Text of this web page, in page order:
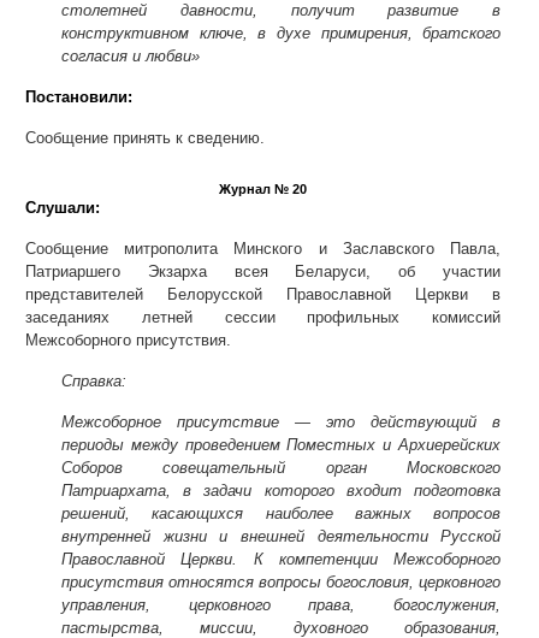
столетней давности, получит развитие в
конструктивном ключе, в духе примирения, братского
согласия и любви»
Постановили:
Сообщение принять к сведению.
Журнал № 20
Слушали:
Сообщение митрополита Минского и Заславского Павла,
Патриаршего Экзарха всея Беларуси, об участии
представителей Белорусской Православной Церкви в
заседаниях летней сессии профильных комиссий
Межсоборного присутствия.
Справка:
Межсоборное присутствие — это действующий в
периоды между проведением Поместных и Архиерейских
Соборов совещательный орган Московского
Патриархата, в задачи которого входит подготовка
решений, касающихся наиболее важных вопросов
внутренней жизни и внешней деятельности Русской
Православной Церкви. К компетенции Межсоборного
присутствия относятся вопросы богословия, церковного
управления, церковного права, богослужения,
пастырства, миссии, духовного образования,